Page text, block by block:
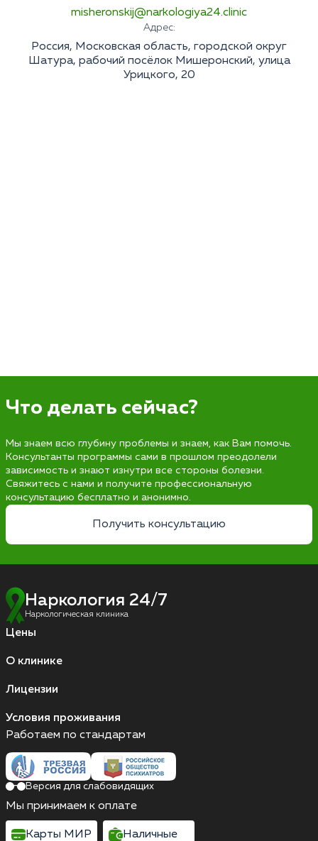
misheronskij@narkologiya24.clinic
Адрес:
Россия, Московская область, городской округ
Шатура, рабочий посёлок Мишеронский, улица
Урицкого, 20
Что делать сейчас?
Мы знаем всю глубину проблемы и знаем, как Вам помочь.
Консультанты программы сами в прошлом преодолели
зависимость и знают изнутри все стороны болезни.
Свяжитесь с нами и получите профессиональную
консультацию бесплатно и анонимно.
Получить консультацию
Наркология 24/7
Наркологическая клиника
Цены
О клинике
Лицензии
Условия проживания
Работаем по стандартам
Версия для слабовидящих
Мы принимаем к оплате
Карты МИР Наличные